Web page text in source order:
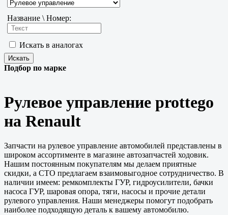
Название \ Номер:
Искать в аналогах
Подбор по марке
Рулевое управление prottego
на Renault
Запчасти на рулевое управление автомобилей представлены в
широком ассортименте в магазине автозапчастей ходовик.
Нашим постоянным покупателям мы делаем приятные
скидки, а СТО предлагаем взаимовыгодное сотрудничество. В
наличии имеем: ремкомплекты ГУР, гидроусилители, бачки
насоса ГУР, шаровая опора, тяги, насосы и прочие детали
рулевого управления. Наши менеджеры помогут подобрать
наиболее подходящую деталь к вашему автомобилю.